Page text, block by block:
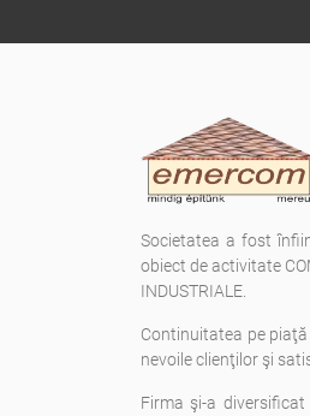
Societatea a fost
obiect de activitate
INDUSTRIALE.
Continuitatea pe
nevoile clienţilor şi
Firma şi-a